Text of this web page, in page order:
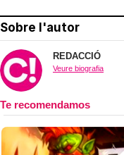
Sobre l'autor
REDACCIÓ
Veure biografia